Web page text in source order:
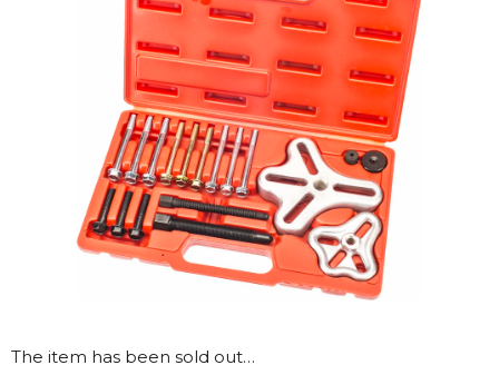
The item has been sold out…